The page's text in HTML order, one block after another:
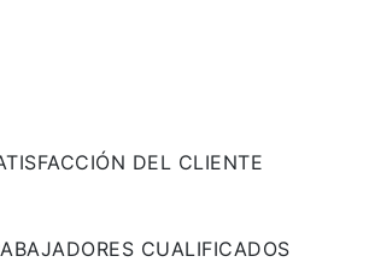
DEL CLIENTE
CUALIFICADOS